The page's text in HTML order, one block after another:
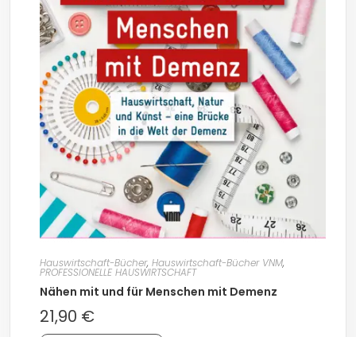
Hauswirtschaft-Bücher, Hauswirtschaft-Bücher VNM,
PROFESSIONELLE HAUSWIRTSCHAFT
Nähen mit und für Menschen mit Demenz
21,90 €